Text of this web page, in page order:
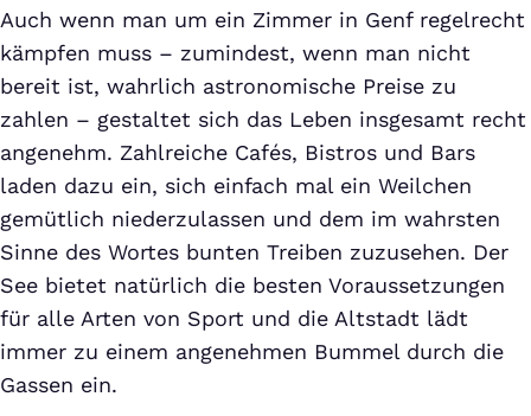
Auch wenn man um ein Zimmer in Genf regelrecht
kämpfen muss – zumindest, wenn man nicht
bereit ist, wahrlich astronomische Preise zu
zahlen – gestaltet sich das Leben insgesamt recht
angenehm. Zahlreiche Cafés, Bistros und Bars
laden dazu ein, sich einfach mal ein Weilchen
gemütlich niederzulassen und dem im wahrsten
Sinne des Wortes bunten Treiben zuzusehen. Der
See bietet natürlich die besten Voraussetzungen
für alle Arten von Sport und die Altstadt lädt
immer zu einem angenehmen Bummel durch die
Gassen ein.